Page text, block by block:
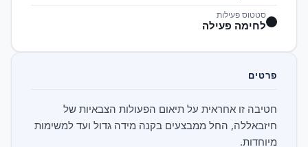
סטטוס פעילות
לחימה פעילה
פרטים
חטיבה זו אחראית על תיאום הפעולות הצבאיות של
חיזבאללה, החל ממבצעים בקנה מידה גדול ועד למשימות